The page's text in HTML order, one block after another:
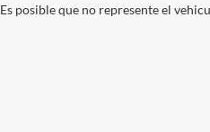
Es posible que no represente el